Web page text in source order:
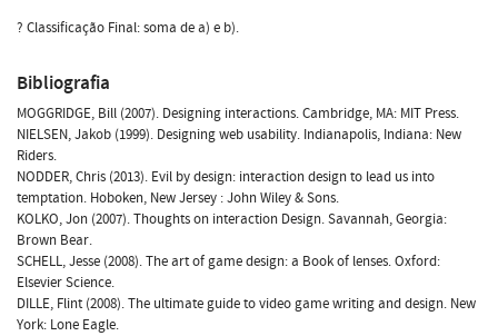
? Classificação Final: soma de a) e b).
Bibliografia
MOGGRIDGE, Bill (2007). Designing interactions. Cambridge, MA: MIT Press.
NIELSEN, Jakob (1999). Designing web usability. Indianapolis, Indiana: New
Riders.
NODDER, Chris (2013). Evil by design: interaction design to lead us into
temptation. Hoboken, New Jersey : John Wiley & Sons.
KOLKO, Jon (2007). Thoughts on interaction Design. Savannah, Georgia:
Brown Bear.
SCHELL, Jesse (2008). The art of game design: a Book of lenses. Oxford:
Elsevier Science.
DILLE, Flint (2008). The ultimate guide to video game writing and design. New
York: Lone Eagle.